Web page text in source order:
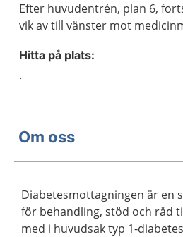
Efter huvudentrén, plan 6,
vik av till vänster mot
Hitta på plats:
.
Om oss
Diabetesmottagningen är en
för behandling, stöd och råd
med i huvudsak typ 1-